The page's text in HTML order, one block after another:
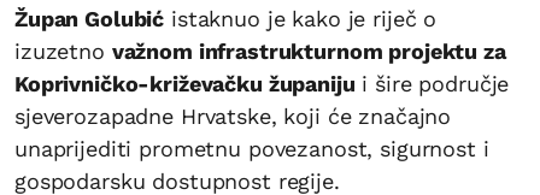
Župan Golubić istaknuo je kako je riječ o
izuzetno važnom infrastrukturnom projektu za
Koprivničko-križevačku županiju i šire područje
sjeverozapadne Hrvatske, koji će značajno
unaprijediti prometnu povezanost, sigurnost i
gospodarsku dostupnost regije.